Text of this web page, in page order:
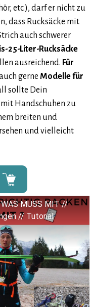
etc.), darf er nicht zu
dass Rucksäcke mit
auch schwerer
25-Liter-Rucksäcke
ausreichend. Für
gerne Modelle für
sollte Dein
Handschuhen zu
breiten und
und vielleicht
MUSS MIT //
// Tutorial